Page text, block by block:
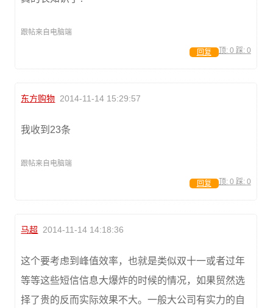
跟帖来自电脑端
顶: 0 踩: 0
回复
东方购物 2014-11-14 15:29:57
我收到23条
跟帖来自电脑端
顶: 0 踩: 0
回复
马超 2014-11-14 14:18:36
这个要考虑到峰值效率，也就是类似双十一或者过年
等等这些短信信息大爆炸的时候的情况，如果贸然选
择了贵的反而实际效果不大。一般大公司有实力的自